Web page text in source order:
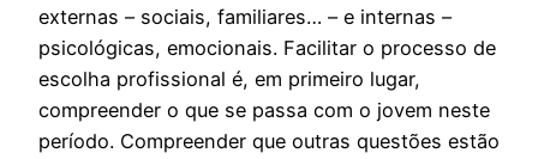
externas – sociais, familiares… – e internas –
psicológicas, emocionais. Facilitar o processo de
escolha profissional é, em primeiro lugar,
compreender o que se passa com o jovem neste
período. Compreender que outras questões estão